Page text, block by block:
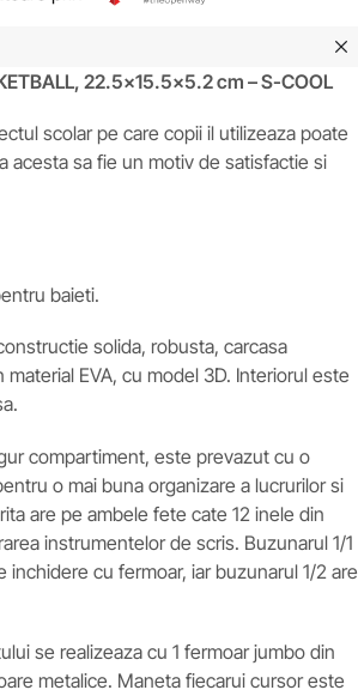
22.5×15.5×5.2 cm – S-COOL
scolar pe care copii il utilizeaza poate
acesta sa fie un motiv de satisfactie si
baieti.
solida, robusta, carcasa
EVA, cu model 3D. Interiorul este
compartiment, este prevazut cu o
o mai buna organizare a lucrurilor si
are pe ambele fete cate 12 inele din
instrumentelor de scris. Buzunarul 1/1
inchidere cu fermoar, iar buzunarul 1/2 are
se realizeaza cu 1 fermoar jumbo din
metalice. Maneta fiecarui cursor este